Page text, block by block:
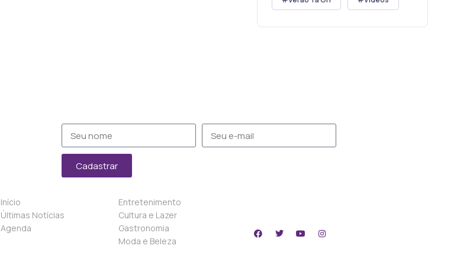
Cadastrar
Início
Últimas Notícias
Agenda
Entretenimento
Cultura e Lazer
Gastronomia
Moda e Beleza